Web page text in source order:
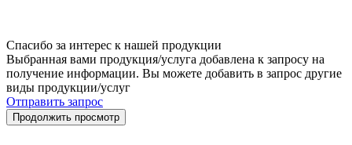
Спасибо за интерес к нашей продукции
Выбранная вами продукция/услуга добавлена к запросу на
получение информации. Вы можете добавить в запрос другие
виды продукции/услуг
Отправить запрос
Продолжить просмотр